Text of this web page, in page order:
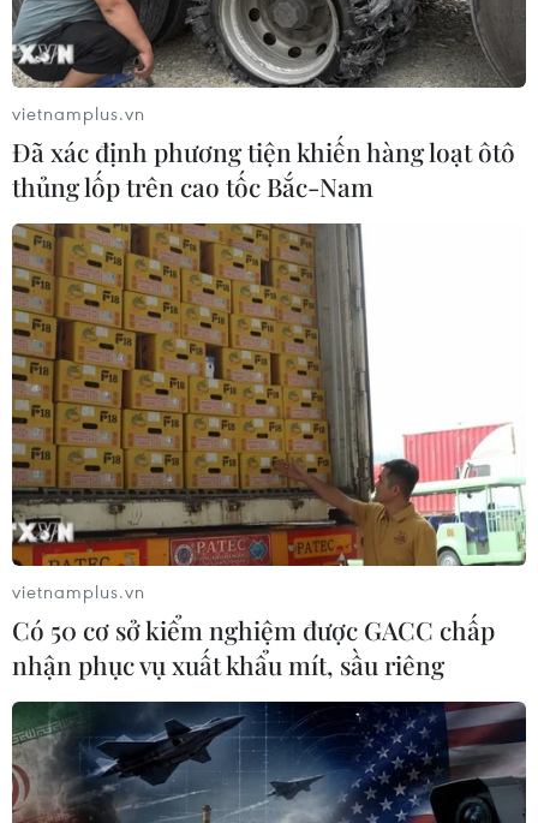
nhưng không có xu hướng muốn theo gương Anh rời bỏ
"mái nhà chung."
vietnamplus.vn
Đã xác định phương tiện khiến hàng loạt ôtô
thủng lốp trên cao tốc Bắc-Nam
vietnamplus.vn
Có 50 cơ sở kiểm nghiệm được GACC chấp
nhận phục vụ xuất khẩu mít, sầu riêng